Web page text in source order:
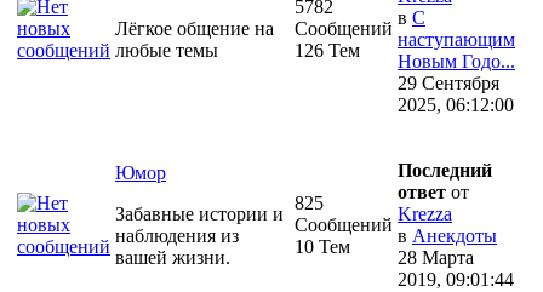
Лёгкое общение на
любые темы
5782
Сообщений
126 Тем
в С
наступающим
Новым Годо...
29 Сентября
2025, 06:12:00
Юмор
Забавные истории и
наблюдения из
вашей жизни.
825
Сообщений
10 Тем
Последний
ответ от
Krezza
в Анекдоты
28 Марта
2019, 09:01:44